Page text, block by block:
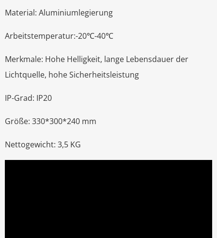
Material: Aluminiumlegierung
Arbeitstemperatur:-20℃-40℃
Merkmale: Hohe Helligkeit, lange Lebensdauer der
Lichtquelle, hohe Sicherheitsleistung
IP-Grad: IP20
Größe: 330*300*240 mm
Nettogewicht: 3,5 KG